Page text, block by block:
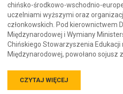
chińsko-środkowo-wschodnio-
uczelniami wyższymi oraz
członkowskich. Pod kierownictwem
Międzynarodowej i Wymiany
Chińskiego Stowarzyszenia Edukacji
Międzynarodowej, powołano sojusz
CZYTAJ WIĘCEJ